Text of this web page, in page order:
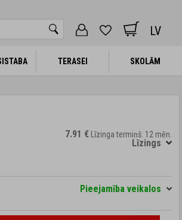
LV
TERASEI SKOLĀM
TERASEI SKOLĀM
7.91 € Līzinga termiņš: 12 mēn.
Līzings
Pieejamība veikalos